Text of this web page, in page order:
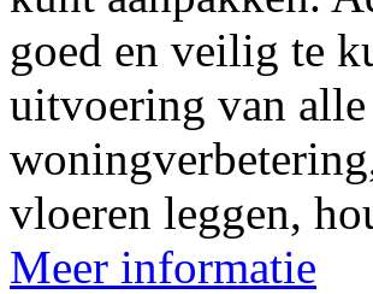
goed en veilig te
uitvoering van
vloeren leggen,
Meer informatie